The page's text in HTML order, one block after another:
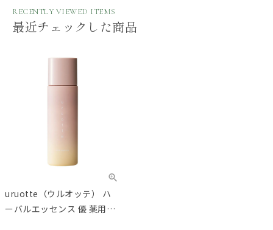
RECENTLY VIEWED ITEMS
最近チェックした商品
uruotte（ウルオッテ） ハ
ーバルエッセンス 優 薬用育